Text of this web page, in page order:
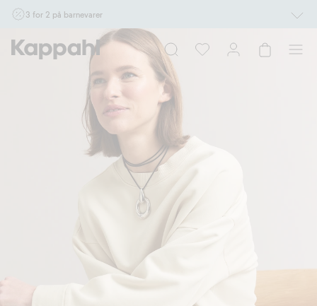
3 for 2 på barnevarer
Ikke Newbie. Gjelder når du handler 2 eller flere varer som inngår i tilbudet tom.
17/8 i butikk & online for deg som er eller blir medlem. Kan ikke kombineres med
andre tilbud eller rabatter.
Handle nå